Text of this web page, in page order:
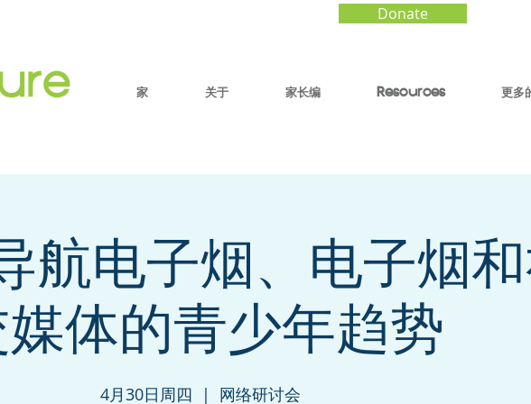
Donate
家 关于 家长编 Resources 更多
航电子烟、电子烟
体的青少年趋势
4月30日周四
  |
网络研讨会